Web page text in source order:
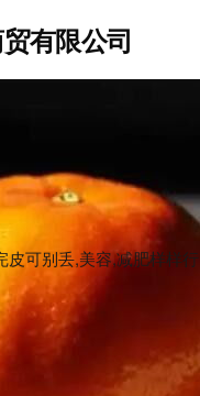
有限公司
皮可别丢,美容,减肥样样行